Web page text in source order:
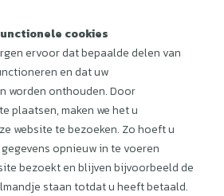
cookies
ervoor dat bepaalde delen van
en dat uw
worden onthouden. Door
plaatsen, maken we het u
website te bezoeken. Zo hoeft u
opnieuw in te voeren
bezoekt en blijven bijvoorbeeld de
staan ​​totdat u heeft betaald.